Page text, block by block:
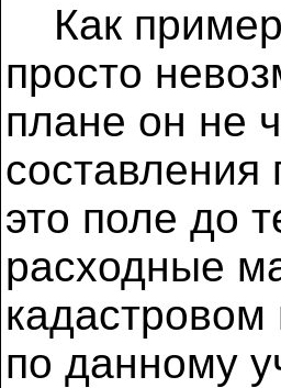
Как
просто
плане он не
это поле до
расходные
по данному